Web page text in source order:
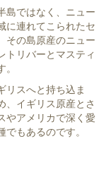
島ではなく、ニュー
に連れてこられたセ
その島原産のニュー
トリバーとマスティ
リスへと持ち込ま
、イギリス原産とさ
やアメリカで深く愛
もあるのです。